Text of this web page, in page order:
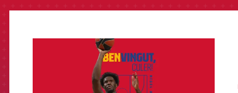
FCB Barcelona badge